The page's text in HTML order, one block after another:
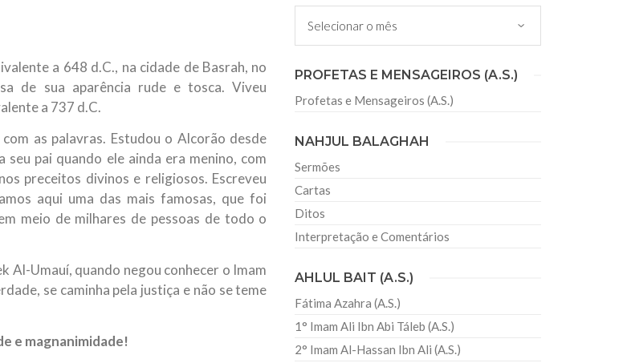
Hejrita. Desejamos a todos os irmãos e irmãs um novo
que
Ibn Al-
NOTÍCIAS
3 DE JULHO DE 2014
Centro Islâmico no Brasil recebe o ex-ministro das
Na noite da quinta-feira, 03 de Abril, o Centro Islâmico no Brasil recebeu em sua
sede, em São Paulo, o ex-ministro das Relações Exteriores da República Islâmica
do Irã, Sr. Kamal Kharrazi, que encontra-se visitando
a 648 d.C., na cidade de Basrah, no
de sua aparência rude e tosca. Viveu
a 737 d.C.
as palavras. Estudou o Alcorão desde
pai quando ele ainda era menino, com
preceitos divinos e religiosos. Escreveu
aqui uma das mais famosas, que foi
meio de milhares de pessoas de todo o
Al-Umauí, quando negou conhecer o Imam
se caminha pela justiça e não se teme
e magnanimidade!
Arquivos
PROFETAS E MENSAGEIROS (A.S.)
Profetas e Mensageiros (A.S.)
NAHJUL BALAGHAH
Sermões
Cartas
Ditos
Interpretação e Comentários
AHLUL BAIT (A.S.)
Fátima Azahra (A.S.)
1° Imam Ali Ibn Abi Táleb (A.S.)
2° Imam Al-Hassan Ibn Ali (A.S.)